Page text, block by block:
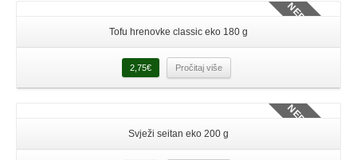
NEDOSTUPNO
Tofu hrenovke classic eko 180 g
2,75€ Pročitaj više
NEDOSTUPNO
Svježi seitan eko 200 g